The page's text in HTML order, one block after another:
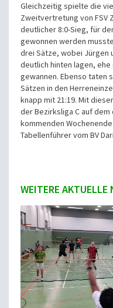
Gleichzeitig spielte die
Zweitvertretung von FSV
deutlicher 8:0-Sieg, für
gewonnen werden
drei Sätze, wobei Jürgen
deutlich hinten lagen, ehe
gewannen. Ebenso taten
Sätzen in den
knapp mit 21:19. Mit
der Bezirksliga C auf
kommenden
Tabellenführer vom BV
WEITERE AKTUELLE